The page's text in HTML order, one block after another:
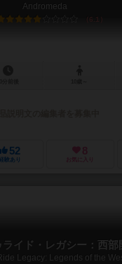
Andromeda
6.1
52
験あり
8
お気に入り
ライド・レガシー：西部
Legacy: Legends of the